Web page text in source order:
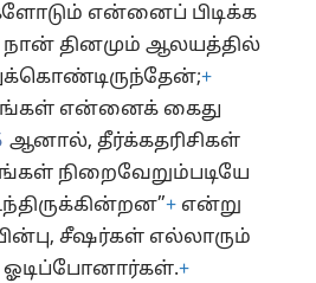
என்னைப் பிடிக்க
நான் தினமும் ஆலயத்தில்
+
என்னைக் கைது
ஆனால், தீர்க்கதரிசிகள்
நிறைவேறும்படியே
+ என்று
சீஷர்கள் எல்லாரும்
ஓடிப்போனார்கள்.+